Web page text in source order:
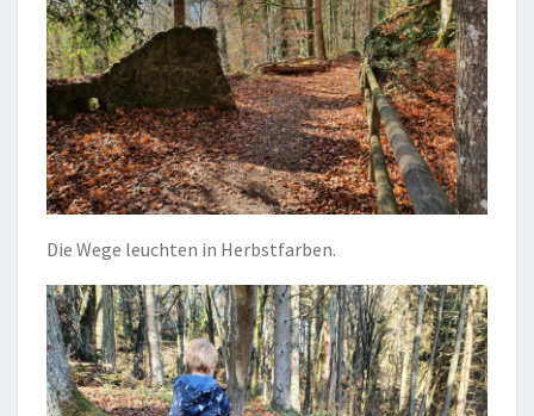
Die Wege leuchten in Herbstfarben.